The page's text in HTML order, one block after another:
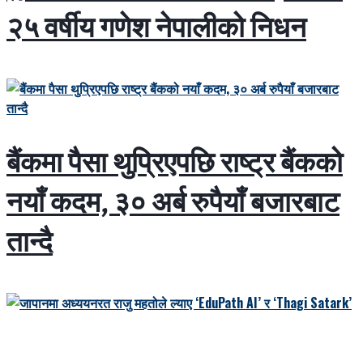
२५ वर्षीय गणेश नेपालीको निधन
बैंकमा पैसा थुप्रिएपछि राष्ट्र बैंकको
नयाँ कदम, ३० अर्ब रुपैयाँ बजारबाट
तान्दै